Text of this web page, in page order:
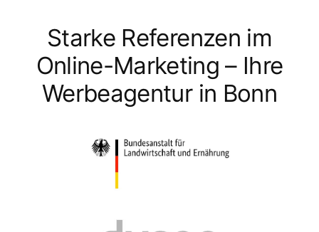
Starke Referenzen im
Online-Marketing – Ihre
Werbeagentur in Bonn